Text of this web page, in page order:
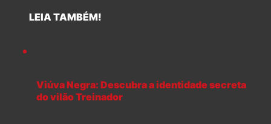
LEIA TAMBÉM!
Viúva Negra: Descubra a identidade secreta
do vilão Treinador